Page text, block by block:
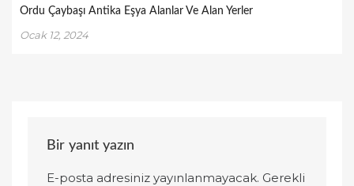
Ordu Çaybaşı Antika Eşya Alanlar Ve Alan Yerler
Ocak 12, 2024
Bir yanıt yazın
E-posta adresiniz yayınlanmayacak. Gerekli